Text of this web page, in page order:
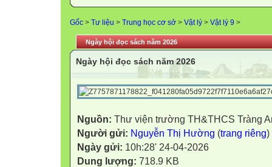
Gốc > Tư liệu > Trung học cơ sở > Vật lý > Vật lý 9 >
Ngày hội đọc sách năm 2026
Ngày hội đọc sách năm 2026
Nguồn: Thư viện trường TH&THCS Tràng
Người gửi: Nguyễn Thị Hường (trang riêng)
Ngày gửi: 10h:28' 24-04-2026
Dung lượng: 718.9 KB